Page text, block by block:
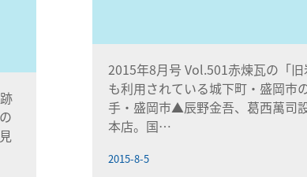
2015年8月号 Vol.501赤煉瓦の「
も利用されている城下町・盛岡市
手・盛岡市▲辰野金吾、葛西萬司
本店。国…
2015-8-5